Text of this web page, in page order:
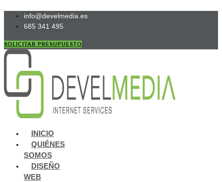
contenido
info@develmedia.es
685 341 495
SOLICITAR PRESUPUESTO
Main
Menu
INICIO
QUIÉNES
SOMOS
DISEÑO
WEB